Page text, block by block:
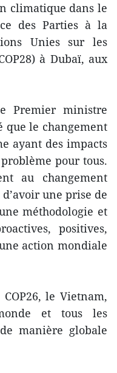
climatique dans le
des Parties à la
Unies sur les
à Dubaï, aux
Premier ministre
le changement
ayant des impacts
pour tous.
au changement
une prise de
méthodologie et
positives,
action mondiale
le Vietnam,
et tous les
manière globale